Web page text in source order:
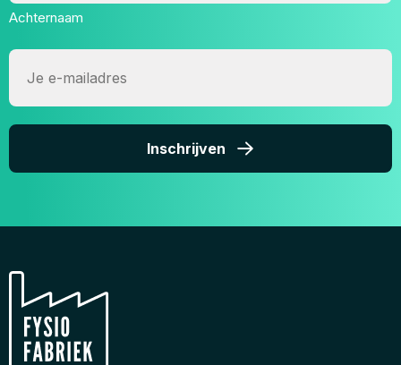
Achternaam
E-
mailadres
Inschrijven